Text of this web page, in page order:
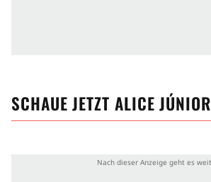
SCHAUE JETZT ALICE JÚNIOR